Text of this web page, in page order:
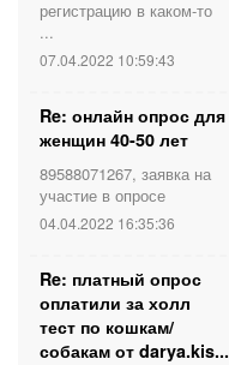
регистрацию в каком-то
...
07.04.2022 10:59:43
Re: онлайн опрос для
женщин 40-50 лет
89588071267, заявка на
участие в опросе
04.04.2022 16:35:36
Re: платный опрос
оплатили за холл
тест по кошкам/
собакам от darya.kis...